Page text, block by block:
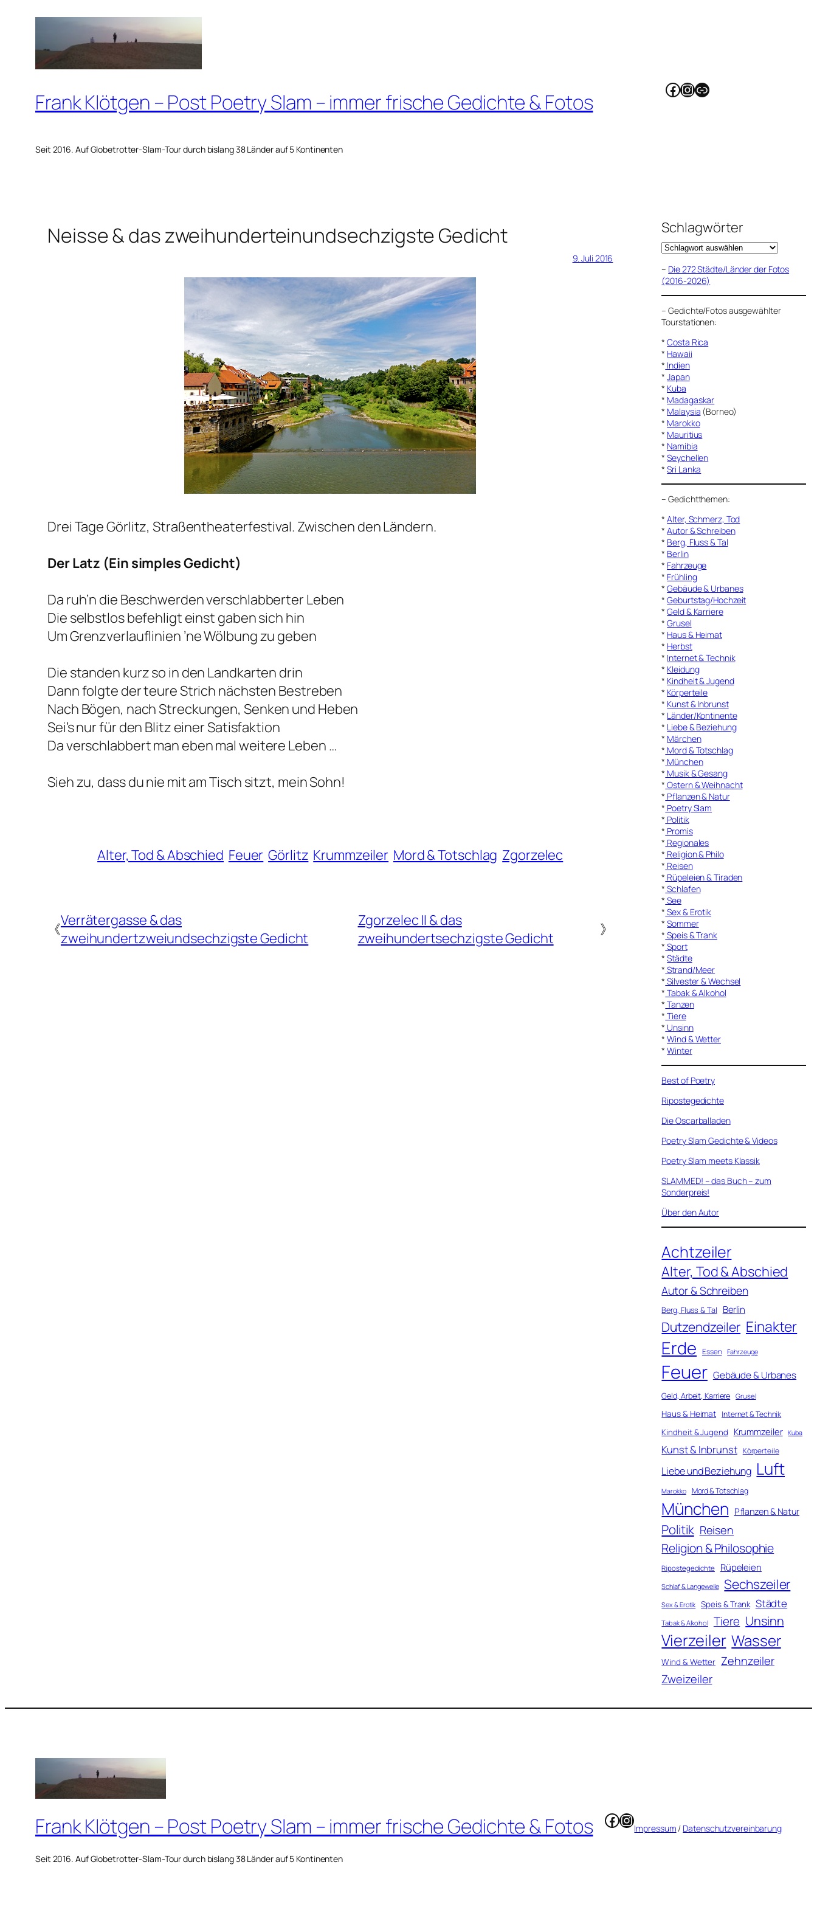
springen
Frank Klötgen – Post Poetry Slam – immer frische Gedichte & Fotos
Seit 2016. Auf Globetrotter-Slam-Tour durch bislang 38 Länder auf 5 Kontinenten
Facebook
Instagram
Link
Neisse & das zweihunderteinundsechzigste Gedicht
9. Juli 2016
Drei Tage Görlitz, Straßentheaterfestival. Zwischen den Ländern.
Der Latz (Ein simples Gedicht)
Da ruh’n die Beschwerden verschlabberter Leben
Die selbstlos befehligt einst gaben sich hin
Um Grenzverlauflinien ’ne Wölbung zu geben
Die standen kurz so in den Landkarten drin
Dann folgte der teure Strich nächsten Bestreben
Nach Bögen, nach Streckungen, Senken und Heben
Sei’s nur für den Blitz einer Satisfaktion
Da verschlabbert man eben mal weitere Leben …
Sieh zu, dass du nie mit am Tisch sitzt, mein Sohn!
Alter, Tod & Abschied Feuer Görlitz Krummzeiler Mord & Totschlag Zgorzelec
《Verrätergasse & das
zweihundertzweiundsechzigste Gedicht
Zgorzelec II & das
zweihundertsechzigste Gedicht
》
Schlagwörter
– Die 272 Städte/Länder der Fotos
(2016-2026)
–Gedichte/Fotos ausgewählter
Tourstationen:
*Costa Rica
* Hawaii
* Indien
*Japan
* Kuba
* Madagaskar
* Malaysia (Borneo)
* Marokko
* Mauritius
* Namibia
*Seychellen
*Sri Lanka
–Gedichtthemen:
*Alter, Schmerz, Tod
*Autor & Schreiben
* Berg, Fluss & Tal
* Berlin
* Fahrzeuge
* Frühling
*Gebäude & Urbanes
*Geburtstag/Hochzeit
*Geld & Karriere
*Grusel
* Haus & Heimat
* Herbst
* Internet & Technik
* Kleidung
* Kindheit & Jugend
* Körperteile
* Kunst & Inbrunst
* Länder/Kontinente
* Liebe & Beziehung
* Märchen
* Mord & Totschlag
* München
* Musik & Gesang
* Ostern & Weihnacht
* Pflanzen & Natur
* Poetry Slam
* Politik
* Promis
* Regionales
* Religion & Philo
* Reisen
* Rüpeleien & Tiraden
* Schlafen
* See
* Sex & Erotik
*Sommer
* Speis & Trank
* Sport
*Städte
* Strand/Meer
* Silvester & Wechsel
* Tabak & Alkohol
* Tanzen
* Tiere
* Unsinn
*Wind & Wetter
*Winter
Best of Poetry
Ripostegedichte
Die Oscarballaden
Poetry Slam Gedichte & Videos
Poetry Slam meets Klassik
SLAMMED! – das Buch – zum
Sonderpreis!
Über den Autor
Achtzeiler
Alter, Tod & Abschied
Autor & Schreiben
Berg, Fluss & Tal Berlin
Dutzendzeiler Einakter
Erde Essen Fahrzeuge
Feuer Gebäude & Urbanes
Geld, Arbeit, Karriere Grusel
Haus & Heimat Internet & Technik
Kindheit & Jugend Krummzeiler Kuba
Kunst & Inbrunst Körperteile
Liebe und Beziehung Luft
Marokko Mord & Totschlag
München Pflanzen & Natur
Politik Reisen
Religion & Philosophie
Ripostegedichte Rüpeleien
Schlaf & Langeweile Sechszeiler
Sex & Erotik Speis & Trank Städte
Tabak & Alkohol Tiere Unsinn
Vierzeiler Wasser
Wind & Wetter Zehnzeiler
Zweizeiler
Frank Klötgen – Post Poetry Slam – immer frische Gedichte & Fotos
Seit 2016. Auf Globetrotter-Slam-Tour durch bislang 38 Länder auf 5 Kontinenten
Facebook
Instagram
Impressum / Datenschutzvereinbarung